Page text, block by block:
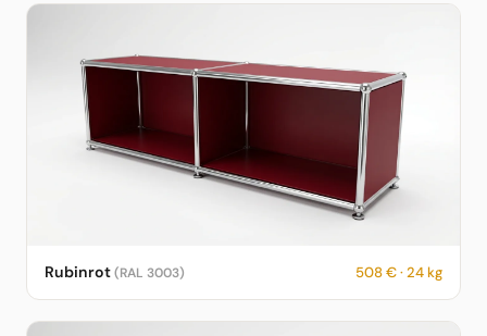
USM Haller Sideboard in Rubinrot – RAL 3003 – 508 € – 24 kg –
fotorealistische KI-Vorschau
Rubinrot(RAL 3003) 508 € · 24 kg